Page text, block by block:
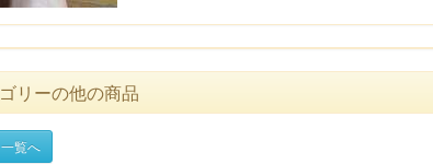
リーの他の商品
覧へ